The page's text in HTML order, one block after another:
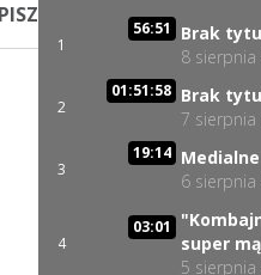
1
56:51
Brak
8 sierpnia
2
01:51:58 Brak
7 sierpnia
3
19:14
6 sierpnia
4
03:01
super
5 sierpnia